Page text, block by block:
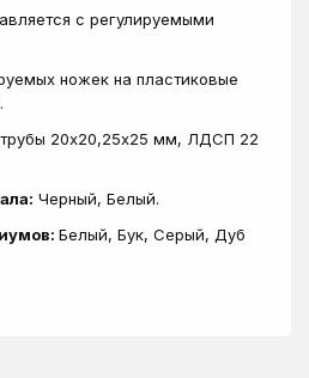
с регулируемыми
ножек на пластиковые
20х20,25х25 мм, ЛДСП 22
Черный, Белый.
Белый, Бук, Серый, Дуб